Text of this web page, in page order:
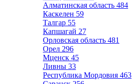
Алматинская область 484
Каскелен 59
Талгар 55
Капшагай 27
Орловская область 481
Орел 296
Мценск 45
Ливны 33
Республика Мордовия 463